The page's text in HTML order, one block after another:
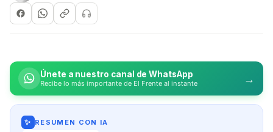
Únete a nuestro canal de WhatsApp
Recibe lo más importante de El Frente al instante →
✨ RESUMEN CON IA